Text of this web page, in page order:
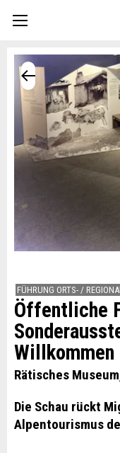
FÜHRUNG ORTS- /
Öffentliche
Willkommen
Rätisches
Die Schau rückt
Alpentourismus